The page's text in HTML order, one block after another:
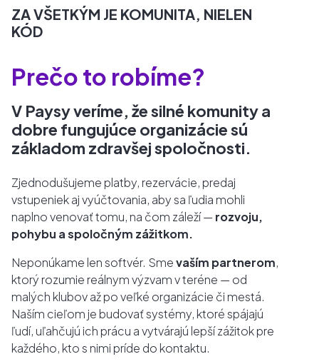
ZA VŠETKÝM JE KOMUNITA, NIELEN
KÓD
Prečo to robíme?
V Paysy veríme, že silné komunity a
dobre fungujúce organizácie sú
základom zdravšej spoločnosti.
Zjednodušujeme platby, rezervácie, predaj
vstupeniek aj vyúčtovania, aby sa ľudia mohli
naplno venovať tomu, na čom záleží — rozvoju,
pohybu a spoločným zážitkom.
Neponúkame len softvér. Smevaším partnerom,
ktorý rozumie reálnym výzvam v teréne — od
malých klubov až po veľké organizácie či mestá.
Naším cieľom je budovať systémy, ktoré spájajú
ľudí, uľahčujú ich prácu a vytvárajú lepší zážitok pre
každého, kto s nimi príde do kontaktu.